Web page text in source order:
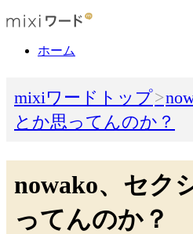
ホーム
mixiワードトップ
とか思ってんのか？
nowako、セク
ってんのか？